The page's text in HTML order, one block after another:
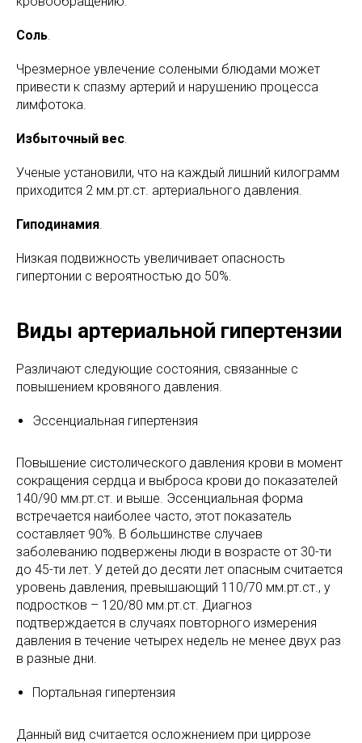
Соль.
Чрезмерное увлечение солеными блюдами может
привести к спазму артерий и нарушению процесса
лимфотока.
Избыточный вес.
Ученые установили, что на каждый лишний килограмм
приходится 2 мм.рт.ст. артериального давления.
Гиподинамия.
Низкая подвижность увеличивает опасность
гипертонии с вероятностью до 50%.
Виды артериальной гипертензии
Различают следующие состояния, связанные с
повышением кровяного давления.
Эссенциальная гипертензия
Повышение систолического давления крови в момент
сокращения сердца и выброса крови до показателей
140/90 мм.рт.ст. и выше. Эссенциальная форма
встречается наиболее часто, этот показатель
составляет 90%. В большинстве случаев
заболеванию подвержены люди в возрасте от 30-ти
до 45-ти лет. У детей до десяти лет опасным считается
уровень давления, превышающий 110/70 мм.рт.ст., у
подростков – 120/80 мм.рт.ст. Диагноз
подтверждается в случаях повторного измерения
давления в течение четырех недель не менее двух раз
в разные дни.
Портальная гипертензия
Данный вид считается осложнением при циррозе